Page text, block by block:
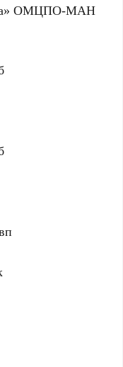
ОМЦПО-МАН